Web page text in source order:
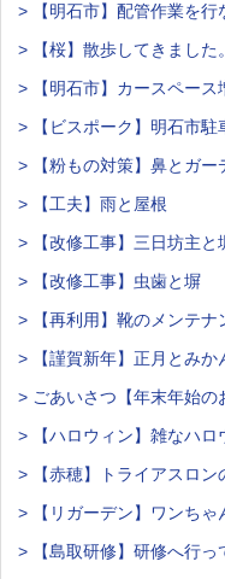
> 【明石市】配管作業を行
> 【桜】散歩してきました。
> 【明石市】カースペース
> 【ビスポーク】明石市駐
> 【粉もの対策】鼻とガー
> 【工夫】雨と屋根
> 【改修工事】三日坊主と
> 【改修工事】虫歯と塀
> 【再利用】靴のメンテナ
> 【謹賀新年】正月とみか
> ごあいさつ【年末年始の
> 【ハロウィン】雑なハロ
> 【赤穂】トライアスロン
> 【リガーデン】ワンちゃ
> 【島取研修】研修へ行っ